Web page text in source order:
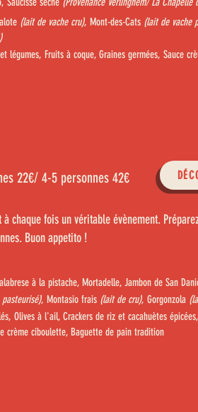
(lait de vache cru), Mont-des-Cats (lait de vache
légumes, Fruits à coque, Graines germées, Sauce
22€/ 4-5 personnes 42€
chaque fois un véritable évènement.
Buon appetito !
à la pistache, Mortadelle, Jambon de San
pasteurisé), Montasio frais (lait de cru), Gorgonzola
Olives à l'ail, Crackers de riz et cacahuètes
crème ciboulette, Baguette de pain tradition